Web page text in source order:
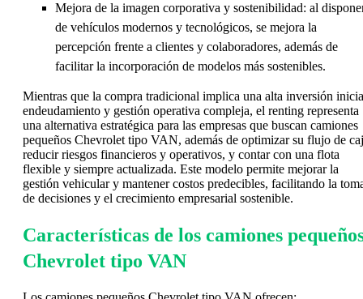
Mejora de la imagen corporativa y sostenibilidad: al
de vehículos modernos y tecnológicos, se mejora la
percepción frente a clientes y colaboradores, además de
facilitar la incorporación de modelos más sostenibles.
Mientras que la compra tradicional implica una alta inversión
endeudamiento y gestión operativa compleja, el renting representa
una alternativa estratégica para las empresas que buscan camiones
pequeños Chevrolet tipo VAN, además de optimizar su flujo de
reducir riesgos financieros y operativos, y contar con una flota
flexible y siempre actualizada. Este modelo permite mejorar la
gestión vehicular y mantener costos predecibles, facilitando la
de decisiones y el crecimiento empresarial sostenible.
Características de los camiones
Chevrolet tipo VAN